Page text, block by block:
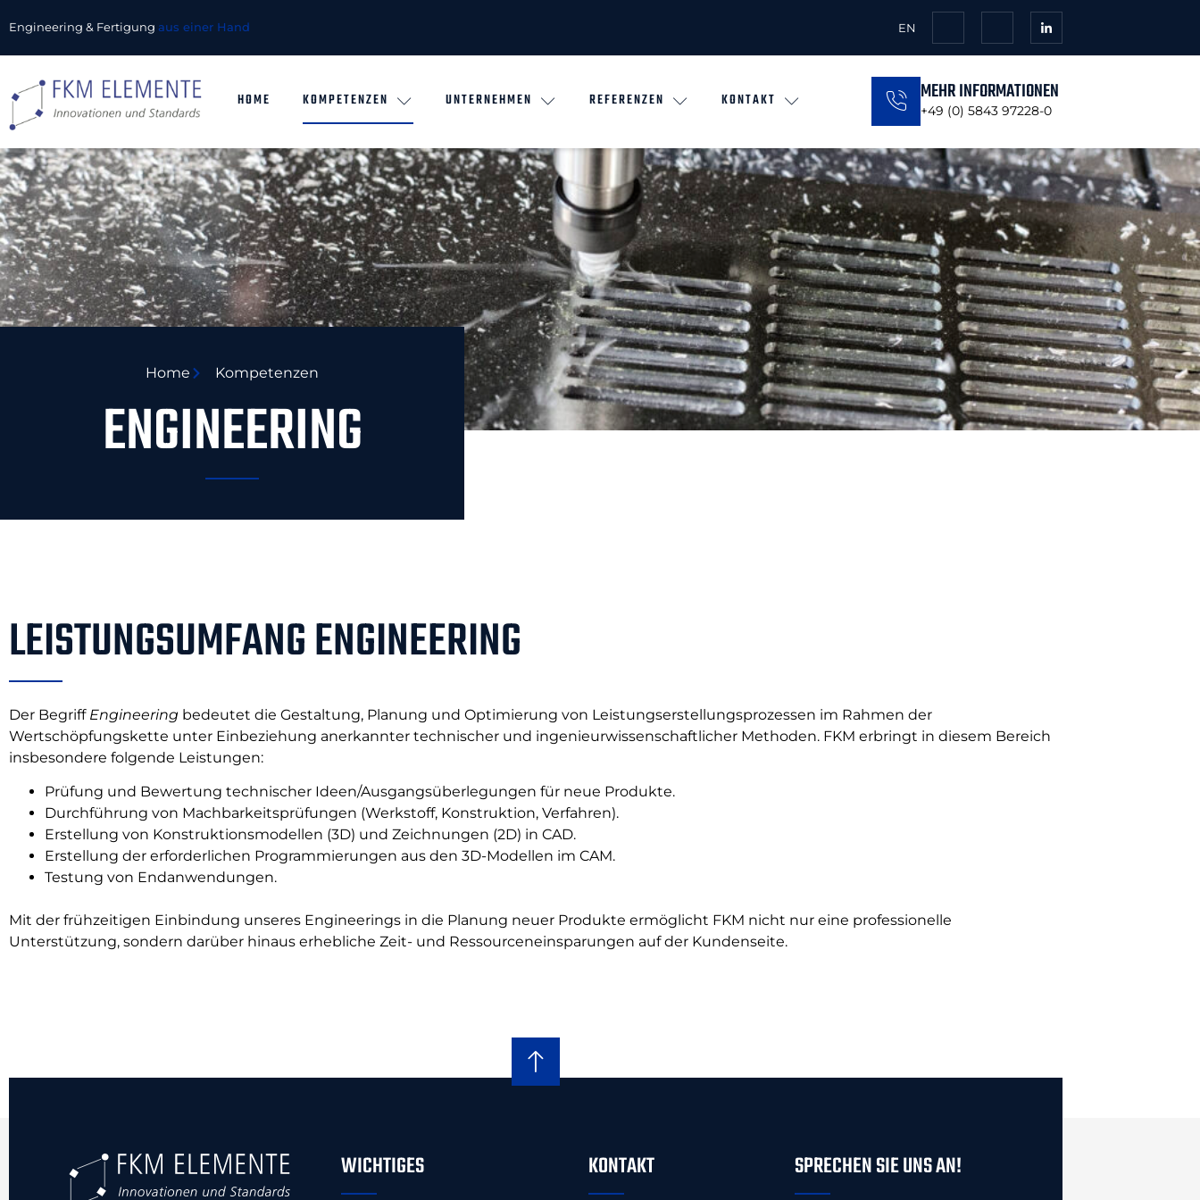
Engineering & Fertigung aus einer Hand EN
HOME KOMPETENZEN UNTERNEHMEN REFERENZEN KONTAKT MEHR INFORMATIONEN
+49 (0) 5843 97228-0
Home Kompetenzen
ENGINEERING
LEISTUNGSUMFANG ENGINEERING
Der Begriff Engineering bedeutet die Gestaltung, Planung und Optimierung von Leistungserstellungsprozessen im Rahmen der
Wertschöpfungskette unter Einbeziehung anerkannter technischer und ingenieurwissenschaftlicher Methoden. FKM erbringt in diesem Bereich
insbesondere folgende Leistungen:
Prüfung und Bewertung technischer Ideen/Ausgangsüberlegungen für neue Produkte.
Durchführung von Machbarkeitsprüfungen (Werkstoff, Konstruktion, Verfahren).
Erstellung von Konstruktionsmodellen (3D) und Zeichnungen (2D) in CAD.
Erstellung der erforderlichen Programmierungen aus den 3D-Modellen im CAM.
Testung von Endanwendungen.
Mit der frühzeitigen Einbindung unseres Engineerings in die Planung neuer Produkte ermöglicht FKM nicht nur eine professionelle
Unterstützung, sondern darüber hinaus erhebliche Zeit- und Ressourceneinsparungen auf der Kundenseite.
WICHTIGES KONTAKT SPRECHEN SIE UNS AN!